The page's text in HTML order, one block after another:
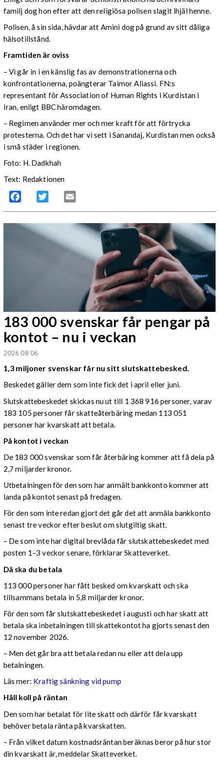
familj dog hon efter att den religiösa polisen slagit ihjäl henne.
Polisen, å sin sida, hävdar att Amini dog på grund av sitt dåliga
hälsotillstånd.
Framtiden är oviss
– Vi går in i en känslig fas av demonstrationerna och
konfrontationerna, poängterar Taimor Aliassi. FN:s
representant för Association of Human Rights i Kurdistan i
Iran, enligt BBC häromdagen.
– Regimen använder mer och mer kraft för att förtrycka
protesterna. Och det har vi sett i Sanandaj, Kurdistan men också
i små städer i regionen.
Foto: H. Dadkhah
Text: Redaktionen
Facebook Twitter
183 000 svenskar får pengar på
kontot – nu i veckan
2026 08 06
1,3 miljoner svenskar får nu sitt slutskattebesked.
Beskedet gäller dem som inte fick det i april eller juni.
Slutskattebeskedet skickas nu ut till 1 368 916 personer, varav
183 105 personer får skatteåterbäring medan 113 051
personer har kvarskatt att betala.
På kontot i veckan
De 183 000 svenskar som får återbäring kommer att få dela på
2,7 miljarder kronor.
Utbetalningen för den som har anmält bankkonto kommer att
landa på kontot senast på fredagen.
För den som inte redan gjort det går det att anmäla bankkonto
senast tre veckor efter beslut om slutgiltig skatt.
– De som inte har digital brevlåda får slutskattebeskedet med
posten 1–3 veckor senare, förklarar Skatteverket.
Då ska du betala
113 000 personer har fått besked om kvarskatt och ska
tillsammans betala in 5,8 miljarder kronor.
För den som får slutskattebeskedet i augusti och har skatt att
betala ska inbetalningen till skattekontot ha gjorts senast den
12 november 2026.
– Men det går bra att betala redan nu eller att dela upp
betalningen.
Läs mer: Kraftig sänkning vid pump
Håll koll på räntan
Den som har betalat för lite skatt och därför får kvarskatt
behöver betala ränta på kvarskatten.
– Från vilket datum kostnadsräntan beräknas beror på hur stor
din kvarskatt är, meddelar Skatteverket.